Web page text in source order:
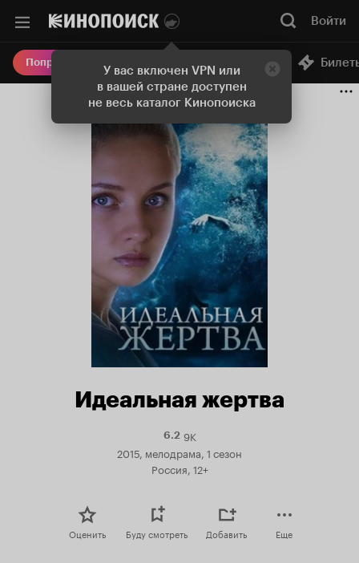
У вас включен VPN или
в вашей стране доступен
не весь каталог Кинопоиска
Войти
Попробовать Плюс Онлайн-кинотеатр
Идеальная жертва
6.2Рейтинг
Кинопоиска
6.2
9K
2015, мелодрама, 1 сезон
Россия, 12+
Оценить Буду смотреть Добавить Еще